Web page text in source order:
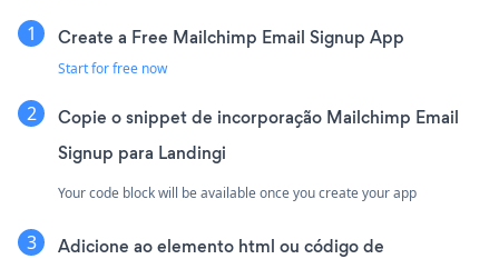
Create a Free Mailchimp Email Signup App
Start for free now
Copie o snippet de incorporação Mailchimp Email
Signup para Landingi
Your code block will be available once you create your app
Adicione ao elemento html ou código de